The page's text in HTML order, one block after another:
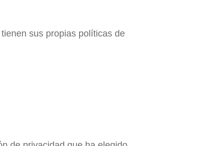
sus propias políticas de